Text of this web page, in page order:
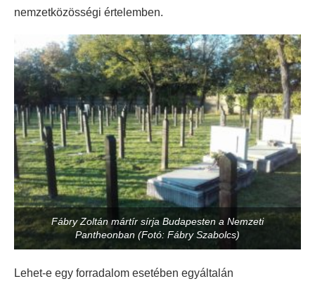
nemzetközösségi értelemben.
Fábry Zoltán mártír sírja Budapesten a Nemzeti
Pantheonban (Fotó: Fábry Szabolcs)
Lehet-e egy forradalom esetében egyáltalán